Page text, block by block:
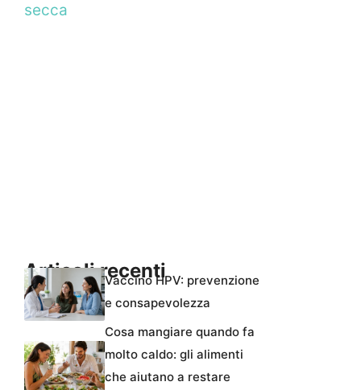
secca
Articoli recentiVaccino HPV: prevenzione
e consapevolezza
Cosa mangiare quando fa
molto caldo: gli alimenti
che aiutano a restare